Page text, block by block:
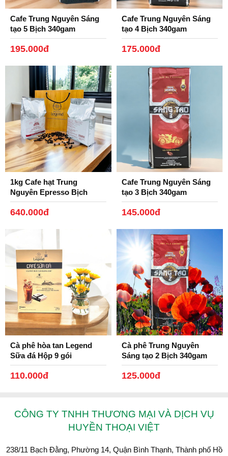
2. Phin đen nhôm Legend: Với vỏ hộp có in ngôn ngữ
Việt/Anh: Thuận tiện cho người nước ngoài pha chế. Sản
phẩm phin nhôm họa tiết in hình Danh Nhân huyền thoại
với chất liệu nhôm đen bóng in Logo Trung Nguyên
Sản phẩm 100% nhôm cao cấp Việt Nam - đối tác
sản xuất uy tín nhất Việt nam( Nhôm Kim Hằng).
Phin pha cà phê nhôm đen bóng Trung Nguyên
Legend, không chỉ là phin mà còn là kỷ vật, là nét
văn hóa Việt và cũng là kỷ niệm gửi người phương
xa xứ.
Xuất xứ: Bát Tràng - Hà Nội, Việt Nam. Chất liệu
gốm. An toàn sức khỏe. Thiết kế tinh tế.
Cafe Trung Nguyên Sáng
tạo 5 Bịch 340gam
195.000đ
Cafe Trung Nguyên Sáng
tạo 4 Bịch 340gam
175.000đ
1kg Cafe hạt Trung
Nguyên Epresso Bịch
500gam.
640.000đ
Cafe Trung Nguyên Sáng
tạo 3 Bịch 340gam
145.000đ
Cà phê hòa tan Legend
Sữa đá Hộp 9 gói
110.000đ
Cà phê Trung Nguyên
Sáng tạo 2 Bịch 340gam
125.000đ
CÔNG TY TNHH THƯƠNG MẠI VÀ DỊCH VỤ
HUYỀN THOẠI VIỆT
238/11 Bạch Đằng, Phường 14, Quận Bình Thạnh, Thành phố Hồ